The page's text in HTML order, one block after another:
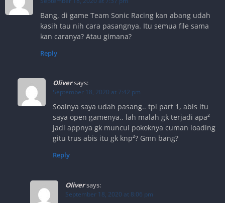
Bang, di game Team Sonic Racing kan abang udah
kasih tau nih cara pasangnya. Itu semua file sama
kan caranya? Atau gimana?
Reply
Oliversays:
September 18, 2020 at 7:42 pm
Soalnya saya udah pasang.. tpi part 1, abis itu
saya open gamenya.. lah malah gk terjadi apa²
jadi appnya gk muncul pokoknya cuman loading
gitu trus abis itu gk knp²? Gmn bang?
Reply
Oliversays:
September 18, 2020 at 8:06 pm